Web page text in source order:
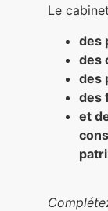
Le
des
des
des
des
et